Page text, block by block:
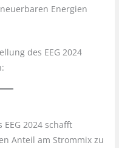
Energien
des EEG 2024
EEG 2024 schafft
Anteil am Strommix zu